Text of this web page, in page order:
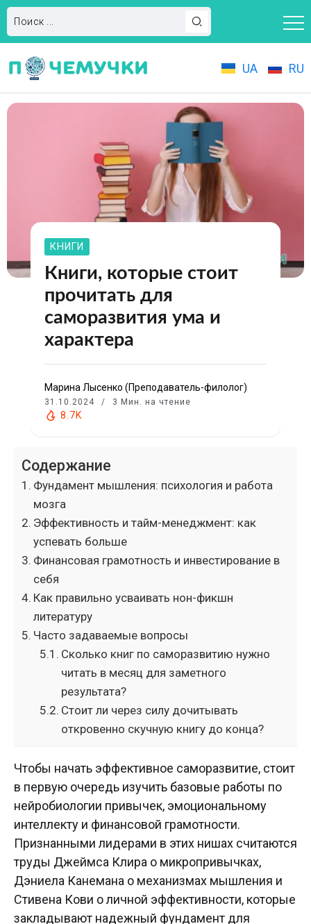
UA RU
КНИГИ
Книги, которые стоит
прочитать для
саморазвития ума и
характера
Марина Лысенко (Преподаватель-филолог)
31.10.2024 3 Мин. на чтение
8.7K
Содержание
Фундамент мышления: психология и работа
мозга
Эффективность и тайм-менеджмент: как
успевать больше
Финансовая грамотность и инвестирование в
себя
Как правильно усваивать нон-фикшн
литературу
Часто задаваемые вопросы
Сколько книг по саморазвитию нужно
читать в месяц для заметного
результата?
Стоит ли через силу дочитывать
откровенно скучную книгу до конца?
Чтобы начать эффективное саморазвитие, стоит
в первую очередь изучить базовые работы по
нейробиологии привычек, эмоциональному
интеллекту и финансовой грамотности.
Признанными лидерами в этих нишах считаются
труды Джеймса Клира о микропривычках,
Дэниела Канемана о механизмах мышления и
Стивена Кови о личной эффективности, которые
закладывают надежный фундамент для